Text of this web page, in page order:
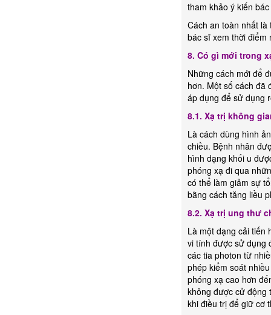
tham khảo ý kiến
Cách an toàn nhất
bác sĩ xem thời điểm
8. Có gì mới trong
Những cách mới để
hơn. Một số cách đã
áp dụng để sử dụng
8.1. Xạ trị không
Là cách dùng hình
chiều. Bệnh nhân
hình dạng khối u
phóng xạ đi qua
có thể làm giảm sự
bằng cách tăng liều
8.2. Xạ trị ung thư
Là một dạng cải tiến
vi tính được sử dụng
các tia photon từ
phép kiểm soát
phóng xạ cao hơn
không được cử động
khi điều trị để giữ cơ